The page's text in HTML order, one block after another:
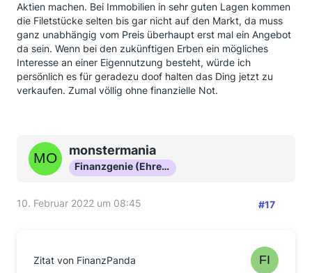
Aktien machen. Bei Immobilien in sehr guten Lagen kommen
die Filetstücke selten bis gar nicht auf den Markt, da muss
ganz unabhängig vom Preis überhaupt erst mal ein Angebot
da sein. Wenn bei den zukünftigen Erben ein mögliches
Interesse an einer Eigennutzung besteht, würde ich
persönlich es für geradezu doof halten das Ding jetzt zu
verkaufen. Zumal völlig ohne finanzielle Not.
monstermania
Finanzgenie (Ehrenmitglied)
10. Februar 2022 um 08:45 #17
Zitat von FinanzPanda